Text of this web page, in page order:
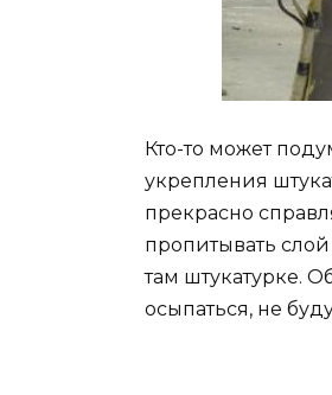
Кто-то может
укрепления
прекрасно
пропитывать
там штукатурке.
осыпаться, не